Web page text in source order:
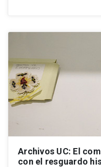
Archivos UC: El
con el resguardo